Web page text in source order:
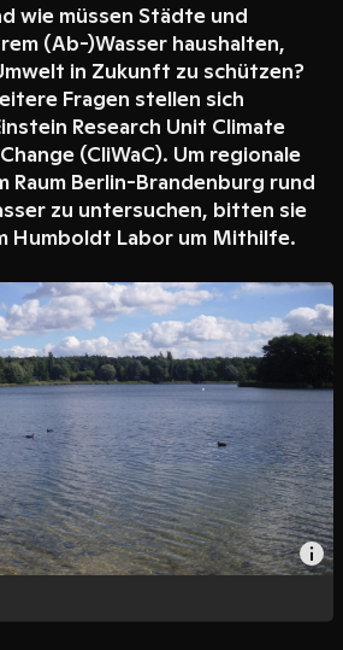
wie müssen Städte und
(Ab-)Wasser haushalten,
in Zukunft zu schützen?
Fragen stellen sich
Research Unit Climate
(CliWaC). Um regionale
Raum Berlin-Brandenburg rund
zu untersuchen, bitten sie
Humboldt Labor um Mithilfe.